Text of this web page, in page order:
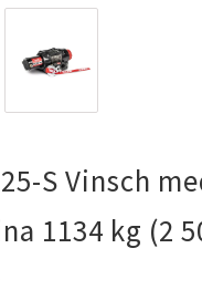
S Vinsch
1134 kg (2